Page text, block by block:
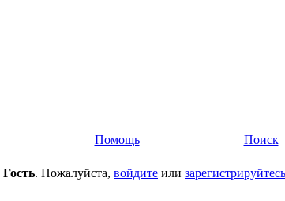
Помощь Поиск
Гость. Пожалуйста, войдите или зарегистрируйтесь